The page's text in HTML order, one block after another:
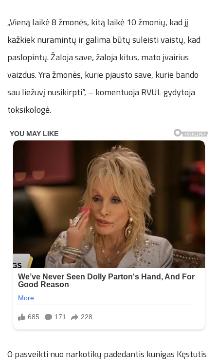
„Vieną laikė 8 žmonės, kitą laikė 10 žmonių, kad jį
kažkiek nuramintų ir galima būtų suleisti vaistų, kad
paslopintų. Žaloja save, žaloja kitus, mato įvairius
vaizdus. Yra žmonės, kurie pjausto save, kurie bando
sau liežuvį nusikirpti“, – komentuoja RVUL gydytoja
toksikologė.
O pasveikti nuo narkotikų padedantis kunigas Kęstutis